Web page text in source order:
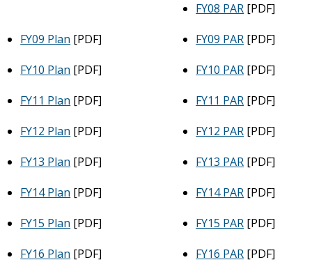
FY08 PAR [PDF]
FY09 Plan [PDF] FY09 PAR [PDF]
FY10 Plan [PDF] FY10 PAR [PDF]
FY11 Plan [PDF] FY11 PAR [PDF]
FY12 Plan [PDF] FY12 PAR [PDF]
FY13 Plan [PDF] FY13 PAR [PDF]
FY14 Plan [PDF] FY14 PAR [PDF]
FY15 Plan [PDF] FY15 PAR [PDF]
FY16 Plan [PDF] FY16 PAR [PDF]